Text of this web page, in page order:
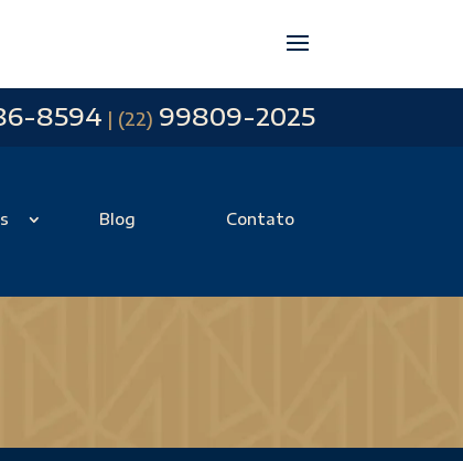
8594 | (22) 99809-2025
Blog Contato